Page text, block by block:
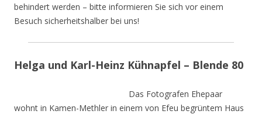
behindert werden – bitte informieren Sie sich vor einem
Besuch sicherheitshalber bei uns!
Helga und Karl-Heinz Kühnapfel – Blende 80
Das Fotografen Ehepaar
wohnt in Kamen-Methler in einem von Efeu begrüntem Haus